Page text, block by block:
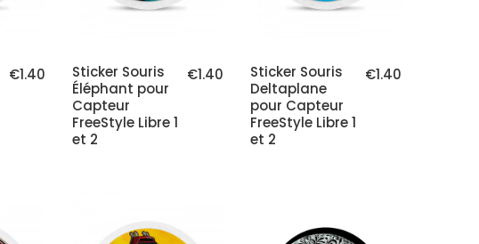
€1.40 €1.40
Sticker Souris
Éléphant pour
Capteur
FreeStyle Libre 1
et 2
€1.40
Sticker Souris
Deltaplane
pour Capteur
FreeStyle Libre 1
et 2